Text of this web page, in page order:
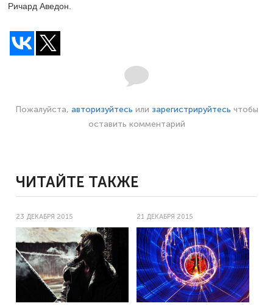
Ричард Аведон.
Пожалуйста, авторизуйтесь или зарегистрируйтесь чтобы
оставить комментарий
ЧИТАЙТЕ ТАКЖЕ
23 ДЕКАБРЯ 2015 21 ДЕКАБРЯ 2015